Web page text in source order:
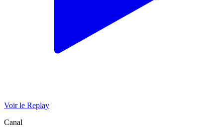
Voir le Replay
Canal